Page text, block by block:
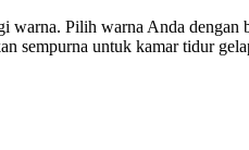
warna. Pilih warna Anda dengan
sempurna untuk kamar tidur